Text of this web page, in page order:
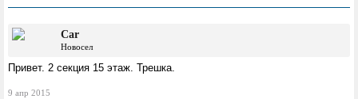
Car
Новосел
Привет. 2 секция 15 этаж. Трешка.
9 апр 2015